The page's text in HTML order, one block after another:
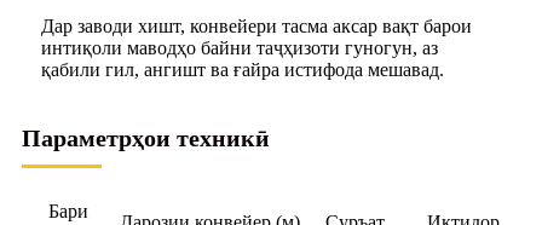
Дар заводи хишт, конвейери тасма аксар вақт барои
интиқоли маводҳо байни таҷҳизоти гуногун, аз
қабили гил, ангишт ва ғайра истифода мешавад.
Параметрҳои техникӣ
Бари